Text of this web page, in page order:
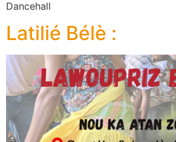
Dancehall
Latilié Bélè :